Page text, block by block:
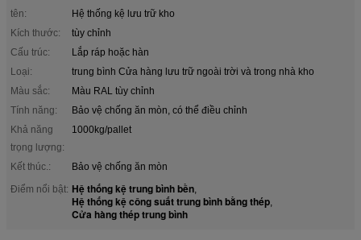
tên:
Hệ thống kệ lưu trữ kho
Kích thước:
tùy chỉnh
Cấu trúc:
Lắp ráp hoặc hàn
Loại:
trung bình Cửa hàng lưu trữ ngoài trời và trong nhà kho
Màu sắc:
Màu RAL tùy chỉnh
Tính năng:
Bảo vệ chống ăn mòn, có thể điều chỉnh
Khả năng
trọng lượng:
1000kg/pallet
Kết thúc.:
Bảo vệ chống ăn mòn
Điểm nổi bật: Hệ thống kệ trung bình bền,
Hệ thống kệ công suất trung bình bằng thép,
Cửa hàng thép trung bình